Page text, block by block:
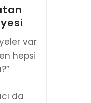
var
hepsi
da